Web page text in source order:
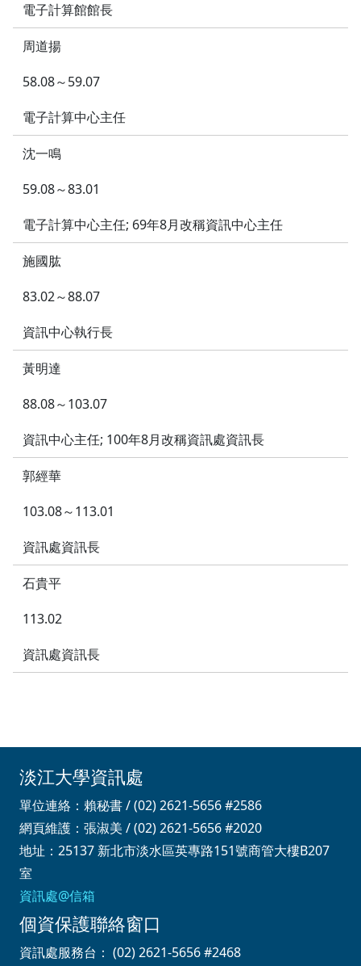
電子計算館館長
周道揚
58.08～59.07
電子計算中心主任
沈一鳴
59.08～83.01
電子計算中心主任; 69年8月改稱資訊中心主任
施國肱
83.02～88.07
資訊中心執行長
黃明達
88.08～103.07
資訊中心主任; 100年8月改稱資訊處資訊長
郭經華
103.08～113.01
資訊處資訊長
石貴平
113.02
資訊處資訊長
淡江大學資訊處
單位連絡：賴秘書 / (02) 2621-5656 #2586
網頁維護：張淑美 / (02) 2621-5656 #2020
地址：25137 新北市淡水區英專路151號商管大樓B207
室
資訊處@信箱
個資保護聯絡窗口
資訊處服務台： (02) 2621-5656 #2468